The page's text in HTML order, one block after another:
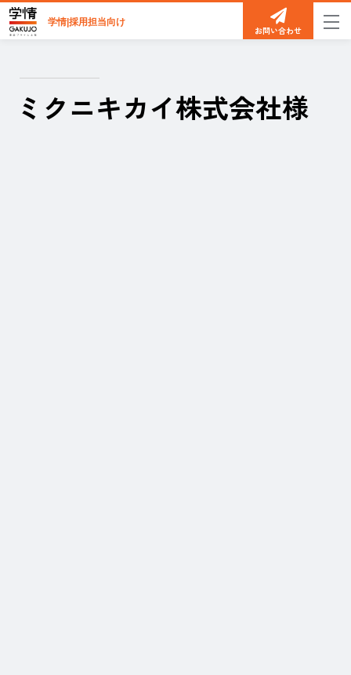
学情|採用担当向け
お問い合わせ
ミクニキカイ株式会社様